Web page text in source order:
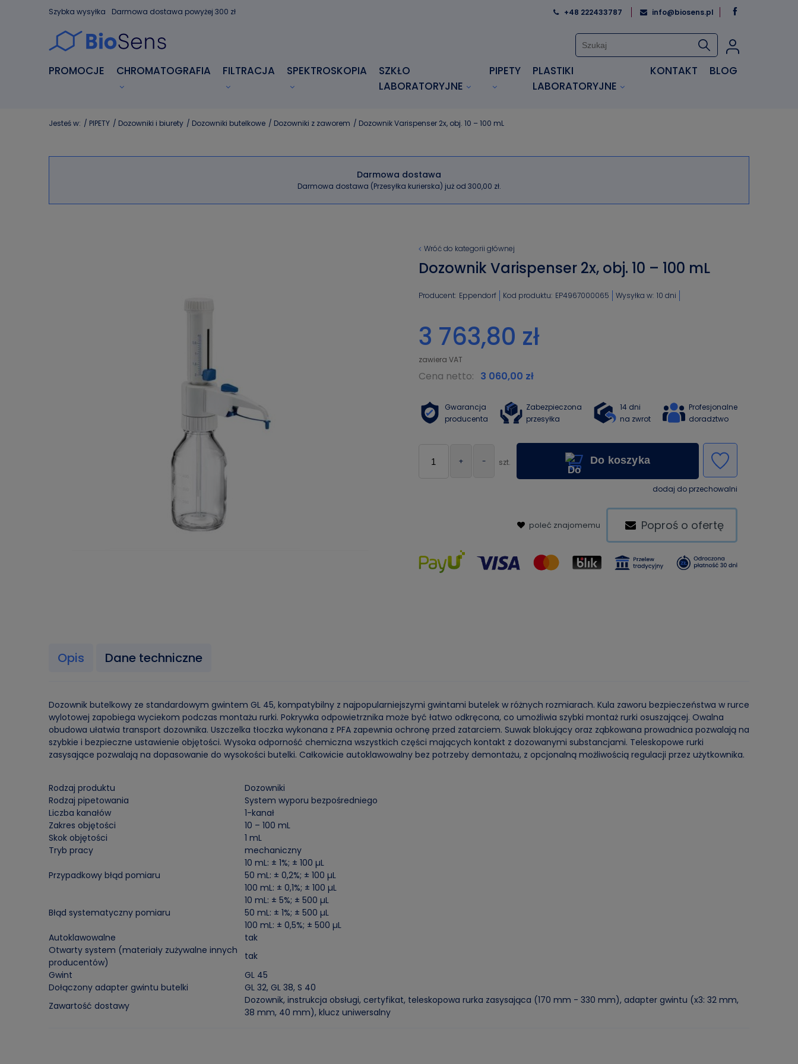
Szybka wysyłka Darmowa dostawa powyżej 300 zł +48 222433787 info@biosens.pl
PROMOCJE CHROMATOGRAFIA FILTRACJA SPEKTROSKOPIA
SZKŁO
LABORATORYJNE
PIPETY
PLASTIKI
LABORATORYJNE
KONTAKT BLOG
Jesteś w: / PIPETY / Dozowniki i biurety / Dozowniki butelkowe / Dozowniki z zaworem / Dozownik Varispenser 2x, obj. 10 – 100 mL
Darmowa dostawa
Darmowa dostawa (Przesyłka kurierska) już od 300,00 zł.
Wróć do kategorii głównej
Dozownik Varispenser 2x, obj. 10 – 100 mL
Producent: Eppendorf Kod produktu: EP4967000065 Wysyłka w: 10 dni
3 763,80 zł
Cena netto: 3 060,00 zł
Gwarancja
producenta
Zabezpieczona
przesyłka
14 dni
na zwrot
Profesjonalne
doradztwo
+ - szt. Do koszyka
dodaj do przechowalni
poleć znajomemu Poproś o ofertę
Opis Dane techniczne
Dozownik butelkowy ze standardowym gwintem GL 45, kompatybilny z najpopularniejszymi gwintami butelek w różnych rozmiarach. Kula zaworu bezpieczeństwa w rurce
wylotowej zapobiega wyciekom podczas montażu rurki. Pokrywka odpowietrznika może być łatwo odkręcona, co umożliwia szybki montaż rurki osuszającej. Owalna
obudowa ułatwia transport dozownika. Uszczelka tłoczka wykonana z PFA zapewnia ochronę przed zatarciem. Suwak blokujący oraz ząbkowana prowadnica pozwalają na
szybkie i bezpieczne ustawienie objętości. Wysoka odporność chemiczna wszystkich części mających kontakt z dozowanymi substancjami. Teleskopowe rurki
zasysające pozwalają na dopasowanie do wysokości butelki. Całkowicie autoklawowalny bez potrzeby demontażu, z opcjonalną możliwością regulacji przez użytkownika.
Rodzaj produktu
Dozowniki
Rodzaj pipetowania
System wyporu bezpośredniego
Liczba kanałów
1-kanał
Zakres objętości
10 – 100 mL
Skok objętości
1 mL
Tryb pracy
mechaniczny
Przypadkowy błąd pomiaru
10 mL: ± 1%; ± 100 µL
50 mL: ± 0,2%; ± 100 µL
100 mL: ± 0,1%; ± 100 µL
Błąd systematyczny pomiaru
10 mL: ± 5%; ± 500 µL
50 mL: ± 1%; ± 500 µL
100 mL: ± 0,5%; ± 500 µL
Autoklawowalne
tak
Otwarty system (materiały zużywalne innych
producentów)
tak
Gwint
GL 45
Dołączony adapter gwintu butelki
GL 32, GL 38, S 40
Zawartość dostawy
Dozownik, instrukcja obsługi, certyfikat, teleskopowa rurka zasysająca (170 mm - 330 mm), adapter gwintu (x3: 32 mm,
38 mm, 40 mm), klucz uniwersalny